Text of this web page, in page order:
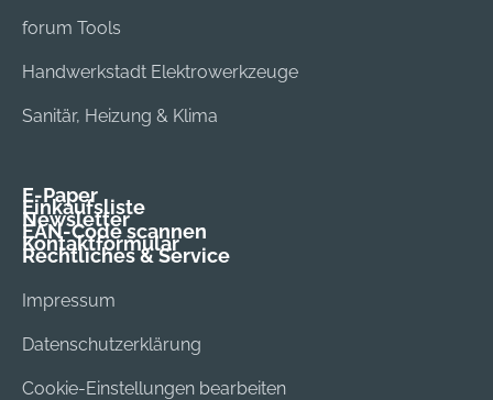
forum Tools
Handwerkstadt Elektrowerkzeuge
Sanitär, Heizung & Klima
E-Paper
Einkaufsliste
Newsletter
EAN-Code scannen
Kontaktformular
Rechtliches & Service
Impressum
Datenschutzerklärung
Cookie-Einstellungen bearbeiten